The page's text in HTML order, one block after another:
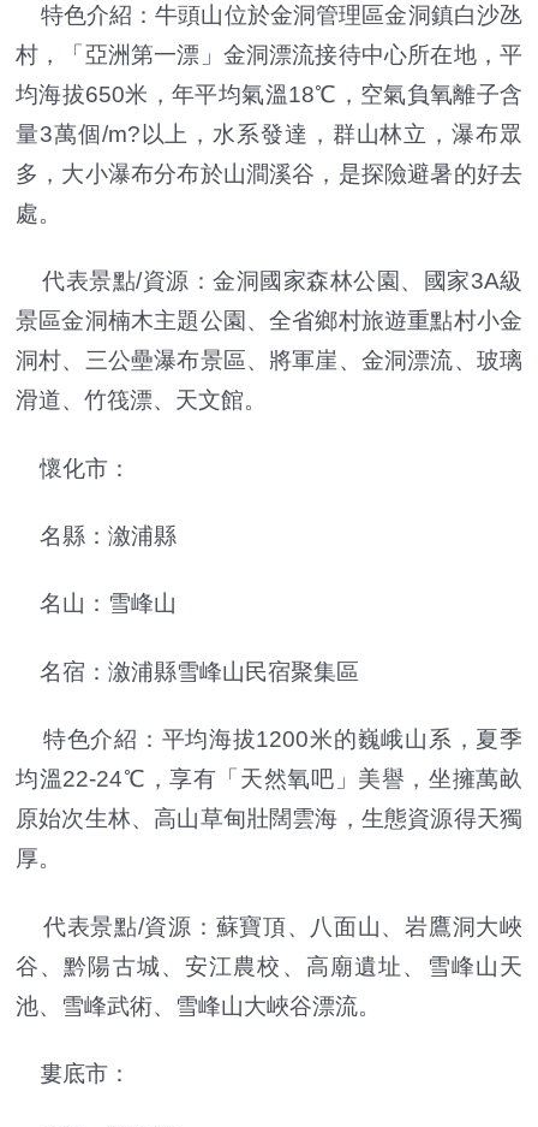
特色介紹：牛頭山位於金洞管理區金洞鎮白沙氹
村，「亞洲第一漂」金洞漂流接待中心所在地，平
均海拔650米，年平均氣溫18℃，空氣負氧離子含
量3萬個/m?以上，水系發達，群山林立，瀑布眾
多，大小瀑布分布於山澗溪谷，是探險避暑的好去
處。
代表景點/資源：金洞國家森林公園、國家3A級
景區金洞楠木主題公園、全省鄉村旅遊重點村小金
洞村、三公壘瀑布景區、將軍崖、金洞漂流、玻璃
滑道、竹筏漂、天文館。
懷化市：
名縣：漵浦縣
名山：雪峰山
名宿：漵浦縣雪峰山民宿聚集區
特色介紹：平均海拔1200米的巍峨山系，夏季
均溫22-24℃，享有「天然氧吧」美譽，坐擁萬畝
原始次生林、高山草甸壯闊雲海，生態資源得天獨
厚。
代表景點/資源：蘇寶頂、八面山、岩鷹洞大峽
谷、黔陽古城、安江農校、高廟遺址、雪峰山天
池、雪峰武術、雪峰山大峽谷漂流。
婁底市：